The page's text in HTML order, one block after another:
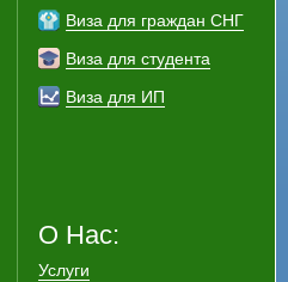
Виза для граждан СНГ
Виза для студента
Виза для ИП
О Нас:
Услуги